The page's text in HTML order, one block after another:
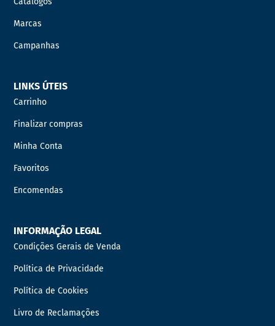
Marcas
Campanhas
LINKS ÚTEIS
Carrinho
Finalizar compras
Minha Conta
Favoritos
Encomendas
INFORMAÇÃO LEGAL
Condições Gerais de Venda
Política de Privacidade
Política de Cookies
Livro de Reclamações